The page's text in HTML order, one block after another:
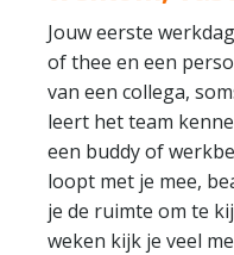
Jouw eerste
of thee en een
van een collega,
leert het team
een buddy of
loopt met je mee,
je de ruimte om te
weken kijk je veel